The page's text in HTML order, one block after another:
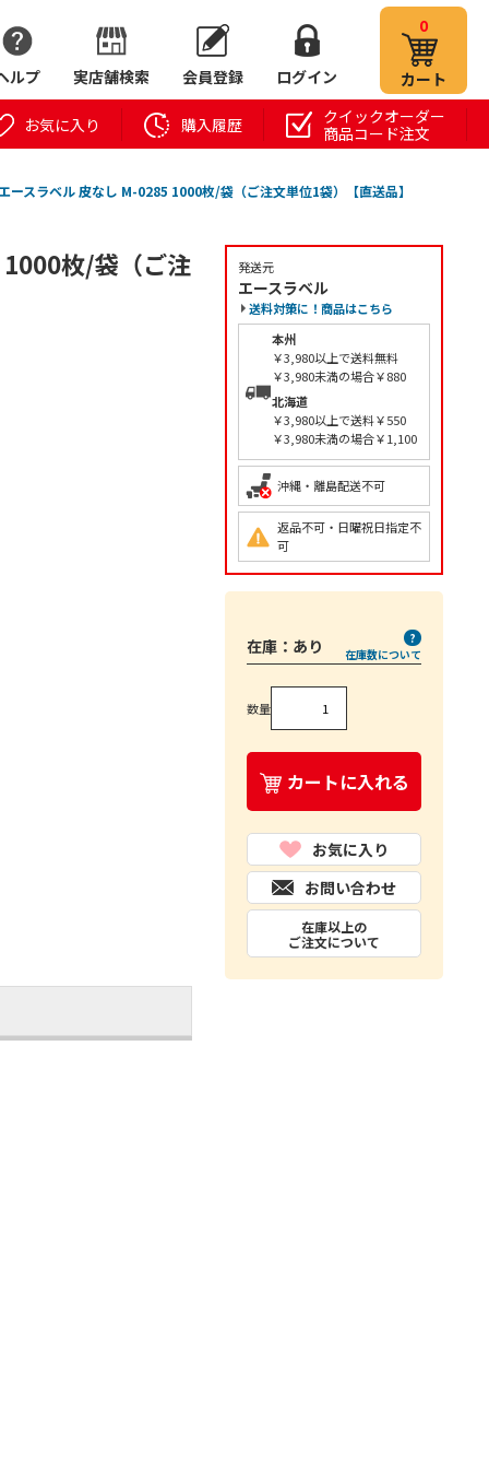
ルプ 実店舗検索 会員登録 ログイン
0
カート
お気に入り 購入履歴
クイックオーダー
商品コード注文
ースラベル 皮なし M-0285 1000枚/袋（ご注文単位1袋）【直送品】
枚/袋（ご注 発送元
エースラベル
送料対策に！商品はこちら
本州
￥3,980以上で送料無料
￥3,980未満の場合￥880
北海道
￥3,980以上で送料￥550
￥3,980未満の場合￥1,100
沖縄・離島配送不可
返品不可・日曜祝日指定不
可
在庫： あり 在庫数について
数量
カートに入れる
お気に入り
お問い合わせ
在庫以上の
ご注文について